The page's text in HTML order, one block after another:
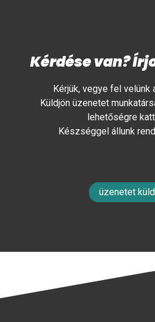
Kérdése van?
Kérjük, vegye fel velünk
Küldjön üzenetet
lehetőségre
Készséggel állunk
üzenetet